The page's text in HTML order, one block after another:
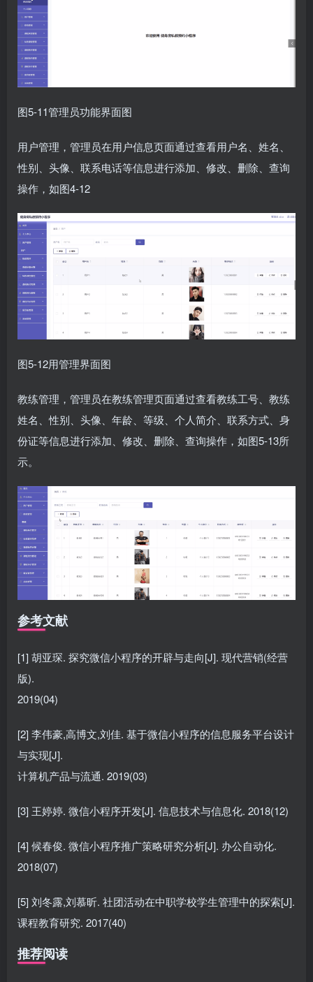
图5-11管理员功能界面图
用户管理，管理员在用户信息页面通过查看用户名、姓名、
性别、头像、联系电话等信息进行添加、修改、删除、查询
操作，如图4-12
图5-12用管理界面图
教练管理，管理员在教练管理页面通过查看教练工号、教练
姓名、性别、头像、年龄、等级、个人简介、联系方式、身
份证等信息进行添加、修改、删除、查询操作，如图5-13所
示。
参考文献
[1] 胡亚琛. 探究微信小程序的开辟与走向[J]. 现代营销(经营
版).
2019(04)
[2] 李伟豪,高博文,刘佳. 基于微信小程序的信息服务平台设计
与实现[J].
计算机产品与流通. 2019(03)
[3] 王婷婷. 微信小程序开发[J]. 信息技术与信息化. 2018(12)
[4] 候春俊. 微信小程序推广策略研究分析[J]. 办公自动化.
2018(07)
[5] 刘冬露,刘慕昕. 社团活动在中职学校学生管理中的探索[J].
课程教育研究. 2017(40)
推荐阅读